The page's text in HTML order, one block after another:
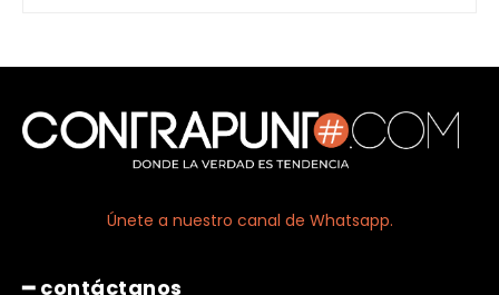
Únete a nuestro canal de Whatsapp.
━ contáctanos